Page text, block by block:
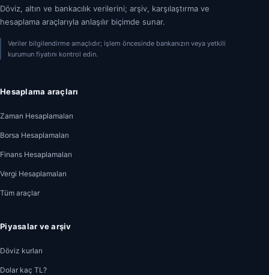
Döviz, altın ve bankacılık verilerini; arşiv, karşılaştırma ve
hesaplama araçlarıyla anlaşılır biçimde sunar.
Veriler bilgilendirme amaçlıdır; işlem öncesinde bankanızın veya yetkili
kurumun fiyatını kontrol edin.
Hesaplama araçları
Zaman Hesaplamaları
Borsa Hesaplamaları
Finans Hesaplamaları
Vergi Hesaplamaları
Tüm araçlar
Piyasalar ve arşiv
Döviz kurları
Dolar kaç TL?